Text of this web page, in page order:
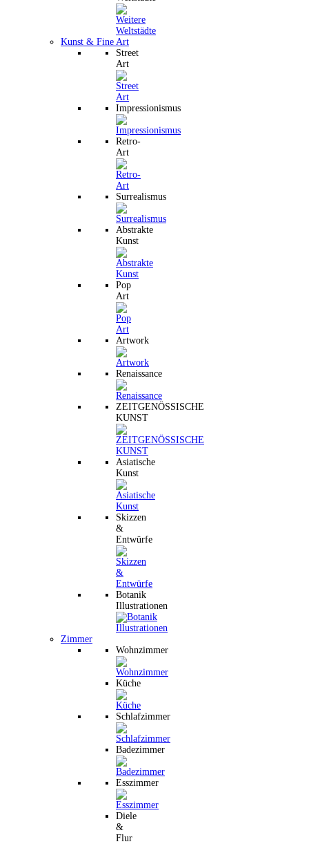
Kunst & Fine Art
Street
Art
Impressionismus
Retro-
Art
Surrealismus
Abstrakte
Kunst
Pop
Art
Artwork
Renaissance
ZEITGENÖSSISCHE
KUNST
Asiatische
Kunst
Skizzen
&
Entwürfe
Botanik
Illustrationen
Zimmer
Wohnzimmer
Küche
Schlafzimmer
Badezimmer
Esszimmer
Diele
&
Flur